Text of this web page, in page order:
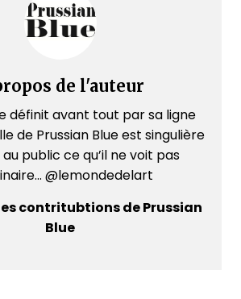
de l'auteur
définit avant tout par sa ligne
de Prussian Blue est singulière
public ce qu’il ne voit pas
@lemondedelart
contritubtions de Prussian
Blue